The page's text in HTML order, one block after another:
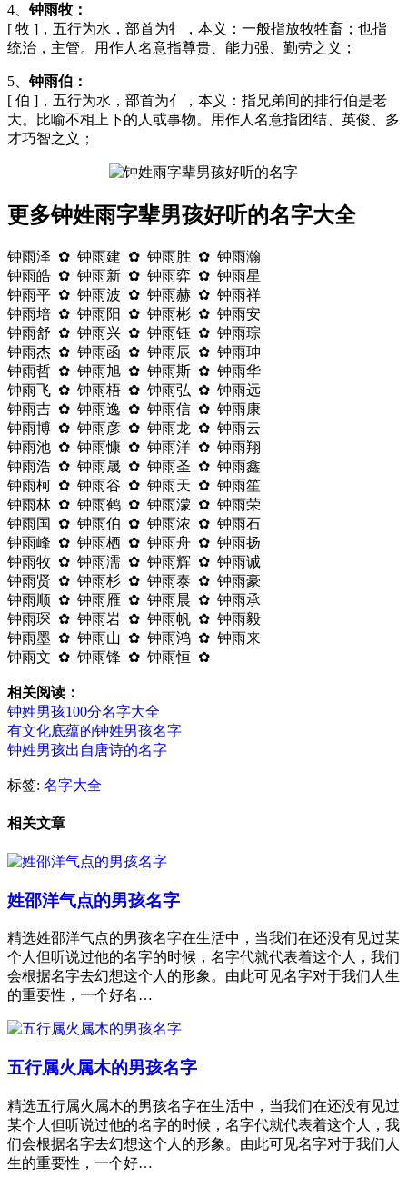
4、钟雨牧：
[ 牧 ]，五行为水，部首为牜，本义：一般指放牧牲畜；也指
统治，主管。用作人名意指尊贵、能力强、勤劳之义；
5、钟雨伯：
[ 伯 ]，五行为水，部首为亻，本义：指兄弟间的排行伯是老
大。比喻不相上下的人或事物。用作人名意指团结、英俊、多
才巧智之义；
更多钟姓雨字辈男孩好听的名字大全
钟雨泽 ✿ 钟雨建 ✿ 钟雨胜 ✿ 钟雨瀚
钟雨皓 ✿ 钟雨新 ✿ 钟雨弈 ✿ 钟雨星
钟雨平 ✿ 钟雨波 ✿ 钟雨赫 ✿ 钟雨祥
钟雨培 ✿ 钟雨阳 ✿ 钟雨彬 ✿ 钟雨安
钟雨舒 ✿ 钟雨兴 ✿ 钟雨钰 ✿ 钟雨琮
钟雨杰 ✿ 钟雨函 ✿ 钟雨辰 ✿ 钟雨珅
钟雨哲 ✿ 钟雨旭 ✿ 钟雨斯 ✿ 钟雨华
钟雨飞 ✿ 钟雨梧 ✿ 钟雨弘 ✿ 钟雨远
钟雨吉 ✿ 钟雨逸 ✿ 钟雨信 ✿ 钟雨康
钟雨博 ✿ 钟雨彦 ✿ 钟雨龙 ✿ 钟雨云
钟雨池 ✿ 钟雨慷 ✿ 钟雨洋 ✿ 钟雨翔
钟雨浩 ✿ 钟雨晟 ✿ 钟雨圣 ✿ 钟雨鑫
钟雨柯 ✿ 钟雨谷 ✿ 钟雨天 ✿ 钟雨笙
钟雨林 ✿ 钟雨鹤 ✿ 钟雨濛 ✿ 钟雨荣
钟雨国 ✿ 钟雨伯 ✿ 钟雨浓 ✿ 钟雨石
钟雨峰 ✿ 钟雨栖 ✿ 钟雨舟 ✿ 钟雨扬
钟雨牧 ✿ 钟雨濡 ✿ 钟雨辉 ✿ 钟雨诚
钟雨贤 ✿ 钟雨杉 ✿ 钟雨泰 ✿ 钟雨豪
钟雨顺 ✿ 钟雨雁 ✿ 钟雨晨 ✿ 钟雨承
钟雨琛 ✿ 钟雨岩 ✿ 钟雨帆 ✿ 钟雨毅
钟雨墨 ✿ 钟雨山 ✿ 钟雨鸿 ✿ 钟雨来
钟雨文 ✿ 钟雨锋 ✿ 钟雨恒 ✿
相关阅读：
钟姓男孩100分名字大全
有文化底蕴的钟姓男孩名字
钟姓男孩出自唐诗的名字
标签: 名字大全
相关文章
姓邵洋气点的男孩名字
精选姓邵洋气点的男孩名字在生活中，当我们在还没有见过某
个人但听说过他的名字的时候，名字代就代表着这个人，我们
会根据名字去幻想这个人的形象。由此可见名字对于我们人生
的重要性，一个好名…
五行属火属木的男孩名字
精选五行属火属木的男孩名字在生活中，当我们在还没有见过
某个人但听说过他的名字的时候，名字代就代表着这个人，我
们会根据名字去幻想这个人的形象。由此可见名字对于我们人
生的重要性，一个好…